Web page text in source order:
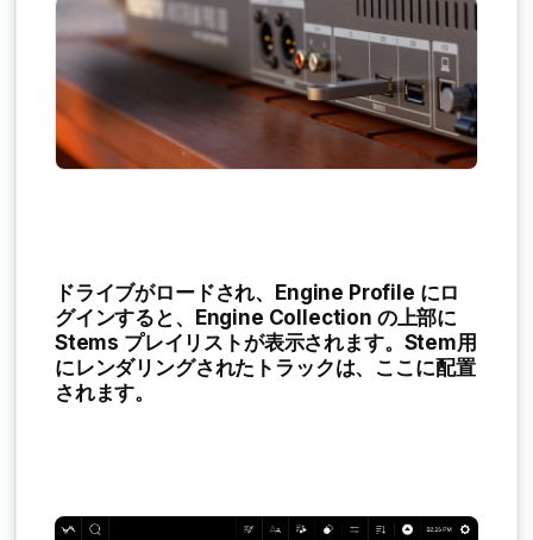
ドライブがロードされ、Engine Profile にロ
グインすると、Engine Collection の上部に
Stems プレイリストが表示されます。Stem用
にレンダリングされたトラックは、ここに配置
されます。